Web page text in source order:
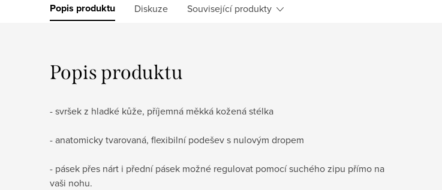
Popis produktu Diskuze Související produkty
Popis produktu
- svršek z hladké kůže, příjemná měkká kožená stélka
- anatomicky tvarovaná, flexibilní podešev s nulovým dropem
- pásek přes nárt i přední pásek možné regulovat pomocísuchého zipu přímo na
vaši nohu.